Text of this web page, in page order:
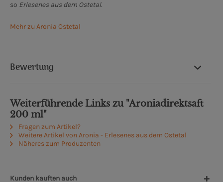
so Erlesenes aus dem Ostetal.
Mehr zu Aronia Ostetal
Bewertung
Weiterführende Links zu "Aroniadirektsaft
200 ml"
Fragen zum Artikel?
Weitere Artikel von Aronia - Erlesenes aus dem Ostetal
Näheres zum Produzenten
Kunden kauften auch